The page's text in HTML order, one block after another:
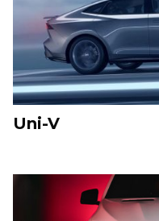
Uni-V